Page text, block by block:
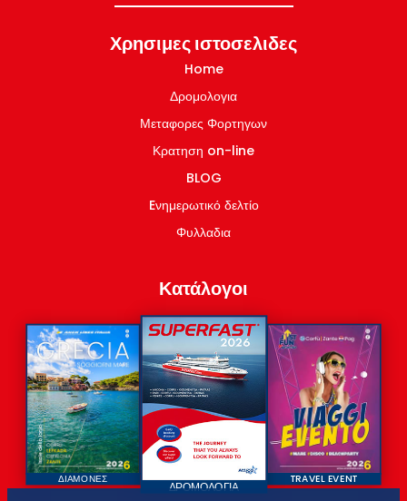
Εσωτερικες Γραμμες Ελλάδα
Χρησιμες ιστοσελιδες
Home
Δρομολογια
Μεταφορες Φορτηγων
Κρατηση on-line
BLOG
Eνημερωτικό δελτίο
Φυλλαδια
Κατάλογοι
ΔΙΑΜΟΝΕΣ
ΔΡΟΜΟΛΟΓΙΑ
TRAVEL EVENT